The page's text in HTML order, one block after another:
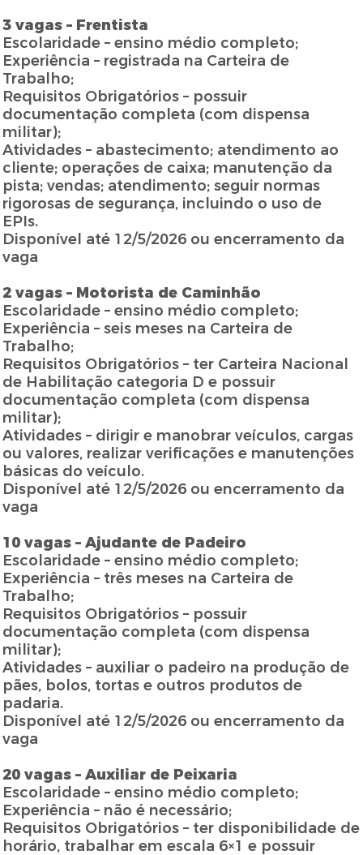
3 vagas – Frentista
Escolaridade – ensino médio completo;
Experiência – registrada na Carteira de
Trabalho;
Requisitos Obrigatórios – possuir
documentação completa (com dispensa
militar);
Atividades – abastecimento; atendimento ao
cliente; operações de caixa; manutenção da
pista; vendas; atendimento; seguir normas
rigorosas de segurança, incluindo o uso de
EPIs.
Disponível até 12/5/2026 ou encerramento da
vaga
2 vagas – Motorista de Caminhão
Escolaridade – ensino médio completo;
Experiência – seis meses na Carteira de
Trabalho;
Requisitos Obrigatórios – ter Carteira Nacional
de Habilitação categoria D e possuir
documentação completa (com dispensa
militar);
Atividades – dirigir e manobrar veículos, cargas
ou valores, realizar verificações e manutenções
básicas do veículo.
Disponível até 12/5/2026 ou encerramento da
vaga
10 vagas – Ajudante de Padeiro
Escolaridade – ensino médio completo;
Experiência – três meses na Carteira de
Trabalho;
Requisitos Obrigatórios – possuir
documentação completa (com dispensa
militar);
Atividades – auxiliar o padeiro na produção de
pães, bolos, tortas e outros produtos de
padaria.
Disponível até 12/5/2026 ou encerramento da
vaga
20 vagas – Auxiliar de Peixaria
Escolaridade – ensino médio completo;
Experiência – não é necessário;
Requisitos Obrigatórios – ter disponibilidade de
horário, trabalhar em escala 6×1 e possuir